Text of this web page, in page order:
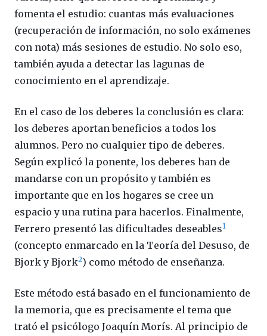
fomenta el estudio: cuantas más evaluaciones
(recuperación de información, no solo exámenes
con nota) más sesiones de estudio. No solo eso,
también ayuda a detectar las lagunas de
conocimiento en el aprendizaje.
En el caso de los deberes la conclusión es clara:
los deberes aportan beneficios a todos los
alumnos. Pero no cualquier tipo de deberes.
Según explicó la ponente, los deberes han de
mandarse con un propósito y también es
importante que en los hogares se cree un
espacio y una rutina para hacerlos. Finalmente,
Ferrero presentó las dificultades deseables1
(concepto enmarcado en la Teoría del Desuso, de
Bjork y Bjork2) como método de enseñanza.
Este método está basado en el funcionamiento de
la memoria, que es precisamente el tema que
trató el psicólogo Joaquín Morís. Al principio de